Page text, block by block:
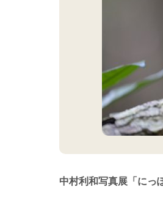
中村利和写真展「にっ